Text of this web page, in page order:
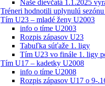
Naše dievčatá 1.1.2025
Tréneri hodnotili uplynulú
Tím U23 – mladé ženy U2003
info o tíme U2003
Rozpis zápasov U23
Tabuľka súťaže 1. ligy
Tím U23 vo finále 1. ligy
Tím U17 – kadetky U2008
info o tíme U2008
Rozpis zápasov U17 o 9-